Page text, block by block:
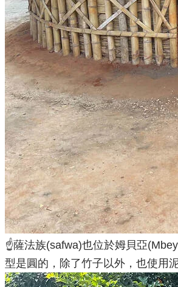
☝️薩法族(safwa)也位於姆貝亞
型是圓的，除了竹子以外，也使用泥